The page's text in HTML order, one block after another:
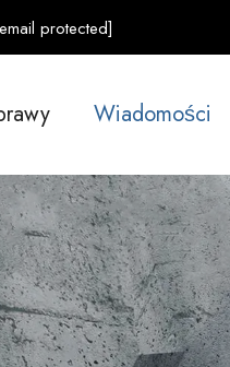
protected]
Wiadomości